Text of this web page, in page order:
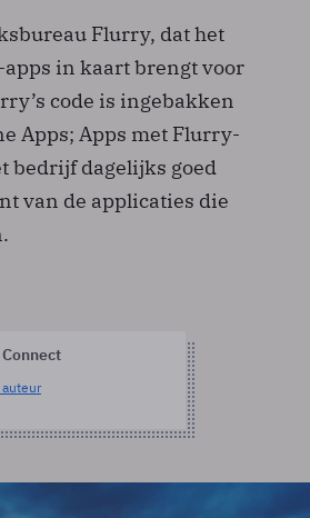
Flurry, dat het
in kaart brengt voor
code is ingebakken
Apps; Apps met Flurry-
bedrijf dagelijks goed
van de applicaties die
auteur